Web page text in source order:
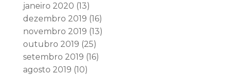
janeiro 2020 (13)
dezembro 2019 (16)
novembro 2019 (13)
outubro 2019 (25)
setembro 2019 (16)
agosto 2019 (10)